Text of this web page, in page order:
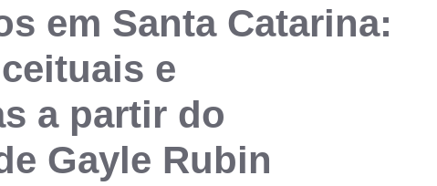
em Santa Catarina:
e
a partir do
Gayle Rubin